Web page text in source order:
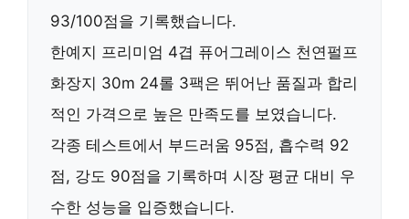
93/100점을 기록했습니다.
한예지 프리미엄 4겹 퓨어그레이스 천연펄프
화장지 30m 24롤 3팩은 뛰어난 품질과 합리
적인 가격 으로 높은 만족도를 보였습니다.
각종 테스트에서 부드러움 95점, 흡수력 92
점, 강도 90점을 기록하며 시장 평균 대비 우
수한 성능을 입증했습니다.